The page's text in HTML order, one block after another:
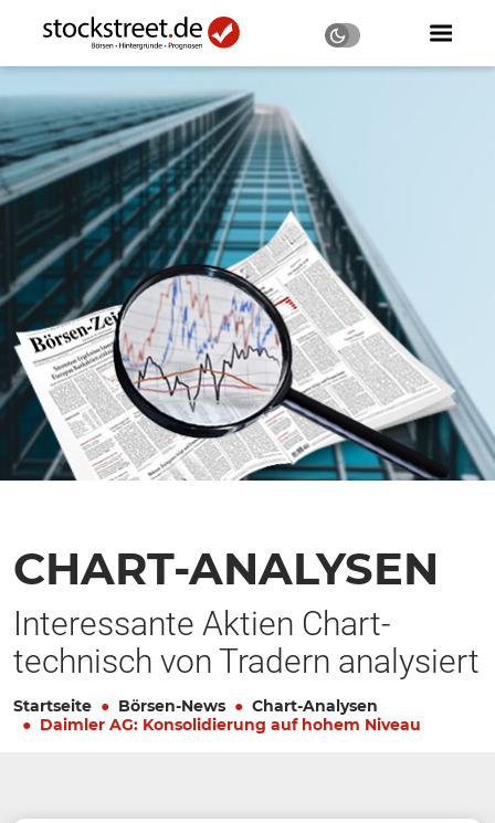
CHART-ANALYSEN
Interessante Aktien Chart-
technisch von Tradern analysiert
Startseite Börsen-News
Chart-Analysen
Daimler AG: Konsolidierung auf hohem Niveau